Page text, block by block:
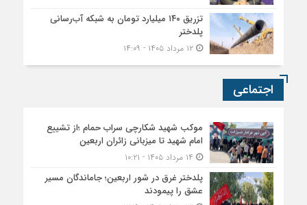
تزریق ۱۴۰ میلیارد تومان به شبکه آب‌رسانی
پلدختر
۱۲ مرداد ۱۴۰۵ - ۱۴:۰۹
اجتماعی
موکب شهید شکارچی سراب حمام ؛از تشییع
امام شهید تا میزبانی زائران اربعین
پلدختر غرق در شور اربعین؛ جاماندگان مسیر
عشق را پیمودند